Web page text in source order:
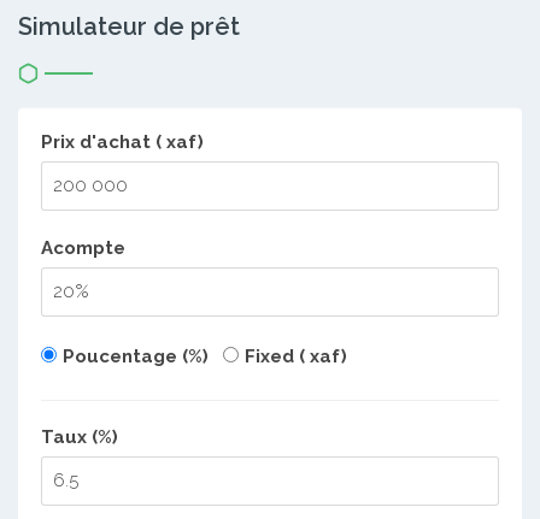
Simulateur de prêt
Prix d'achat ( xaf)
Acompte
Poucentage (%) Fixed ( xaf)
Taux (%)